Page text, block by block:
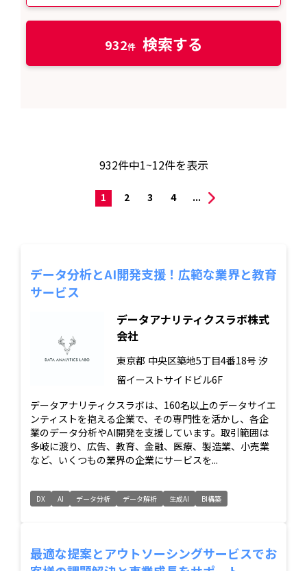
932 検索する
932件中1~12件を表示
1 2 3 4 ...
データ分析とAI開発支援！広範な業界と教育
サービス
データアナリティクスラボ株式
会社
東京都 中央区築地5丁目4番18号 汐
留イーストサイドビル6F
データアナリティクスラボは、160名以上のデータサイエ
ンティストを抱える企業で、その専門性を活かし、各企
業のデータ分析やAI開発を支援しています。取引範囲は
多岐に渡り、広告、教育、金融、医療、製造業、小売業
など、いくつもの業界の企業にサービスを...
DX AI データ分析 データ解析 生成AI BI構築
最適な提案とアウトソーシングサービスでお